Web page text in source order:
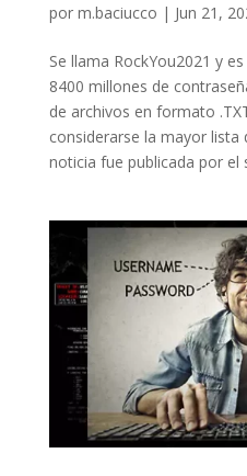
por m.baciucco | Jun 21,
Se llama RockYou2021 y
8400 millones de
de archivos en formato
considerarse la mayor lista
noticia fue publicada por el